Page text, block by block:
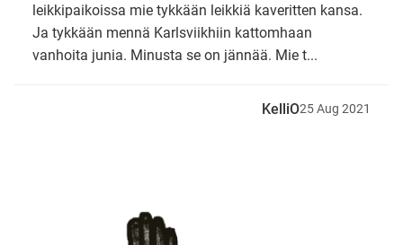
leikkipaikoissa mie tykkään leikkiä kaveritten kansa.
Ja tykkään mennä Karlsviikhiin kattomhaan
vanhoita junia. Minusta se on jännää. Mie t...
KelliO25Aug 2021